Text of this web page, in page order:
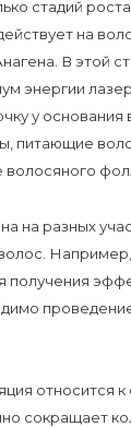
стадий
на
В этой
энергии
у основания
питающие
на разных
получения
относится к
сокращает